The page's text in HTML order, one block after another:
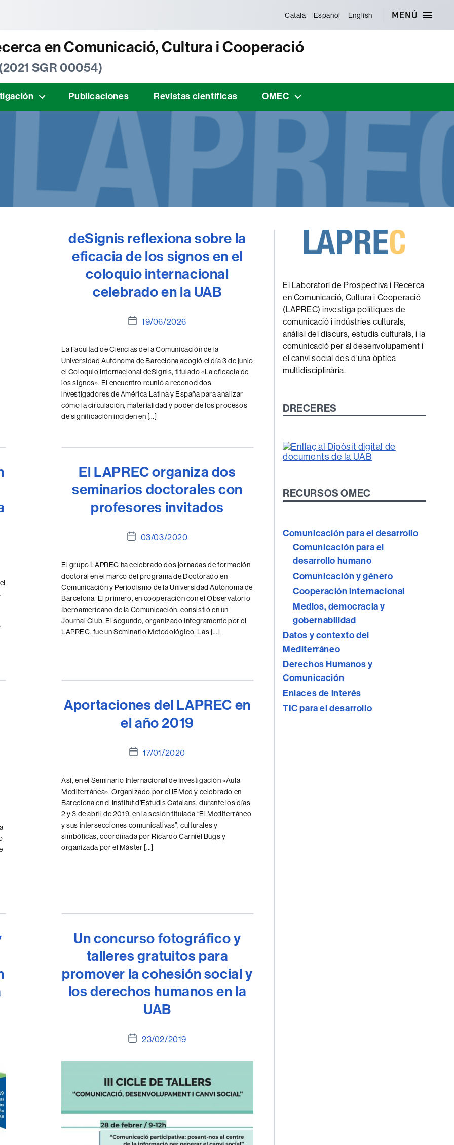
Català Español English MENÚ
en Comunicació, Cultura i Cooperació
SGR 00054)
Publicaciones Revistas científicas OMEC
deSignis reflexiona sobre la
eficacia de los signos en el
coloquio internacional
celebrado en la UAB
Fecha
la
entrada
19/06/2026
La Facultad de Ciencias de la Comunicación de la
Universidad Autónoma de Barcelona acogió el día 3 de junio
el Coloquio Internacional deSignis, titulado «La eficacia de
los signos». El encuentro reunió a reconocidos
investigadores de América Latina y España para analizar
cómo la circulación, materialidad y poder de los procesos
de significación inciden en […]
El LAPREC organiza dos
seminarios doctorales con
profesores invitados
Fecha
entrada
03/03/2020
El grupo LAPREC ha celebrado dos jornadas de formación
doctoral en el marco del programa de Doctorado en
Comunicación y Periodismo de la Universidad Autónoma de
Barcelona. El primero, en cooperación con el Observatorio
Iberoamericano de la Comunicación, consistió en un
Journal Club. El segundo, organizado íntegramente por el
LAPREC, fue un Seminario Metodológico. Las […]
Aportaciones del LAPREC en
el año 2019
Fecha
la
entrada
17/01/2020
Así, en el Seminario Internacional de Investigación «Aula
Mediterránea», Organizado por el IEMed y celebrado en
Barcelona en el Institut d’Estudis Catalans, durante los días
2 y 3 de abril de 2019, en la sesión titulada “El Mediterráneo
y sus intersecciones comunicativas”, culturales y
simbólicas, coordinada por Ricardo Carniel Bugs y
organizada por el Máster […]
Un concurso fotográfico y
talleres gratuitos para
promover la cohesión social y
los derechos humanos en la
UAB
Fecha
la
23/02/2019
El Laboratori de Prospectiva i Recerca
en Comunicació, Cultura i Cooperació
(LAPREC) investiga polítiques de
comunicació i indústries culturals,
anàlisi del discurs, estudis culturals, i la
comunicació per al desenvolupament i
el canvi social des d’una òptica
multidisciplinària.
DRECERES
RECURSOS OMEC
Comunicación para el desarrollo
Comunicación para el
desarrollo humano
Comunicación y género
Cooperación internacional
Medios, democracia y
gobernabilidad
Datos y contexto del
Mediterráneo
Derechos Humanos y
Comunicación
Enlaces de interés
TIC para el desarrollo